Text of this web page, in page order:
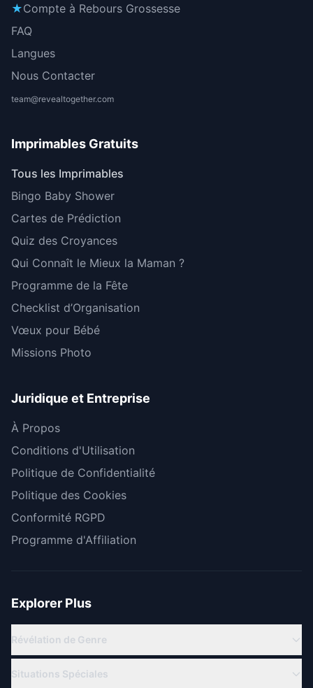
★Compte à Rebours Grossesse
FAQ
Langues
Nous Contacter
team@revealtogether.com
Imprimables Gratuits
Tous les Imprimables
Bingo Baby Shower
Cartes de Prédiction
Quiz des Croyances
Qui Connaît le Mieux la Maman ?
Programme de la Fête
Checklist d’Organisation
Vœux pour Bébé
Missions Photo
Juridique et Entreprise
À Propos
Conditions d'Utilisation
Politique de Confidentialité
Politique des Cookies
Conformité RGPD
Programme d'Affiliation
Explorer Plus
Révélation de Genre
Situations Spéciales